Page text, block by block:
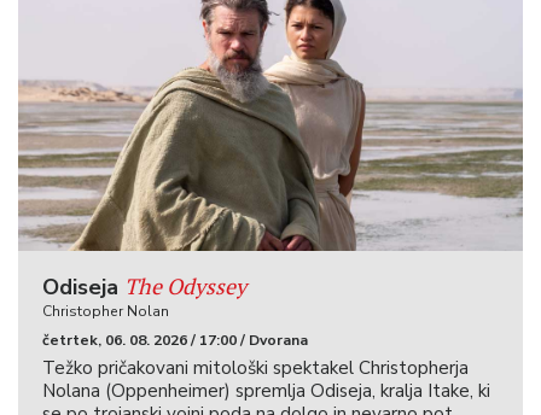
Odiseja The Odyssey
Christopher Nolan
četrtek, 06. 08. 2026 / 17:00 / Dvorana
Težko pričakovani mitološki spektakel Christopherja
Nolana (Oppenheimer) spremlja Odiseja, kralja Itake, ki